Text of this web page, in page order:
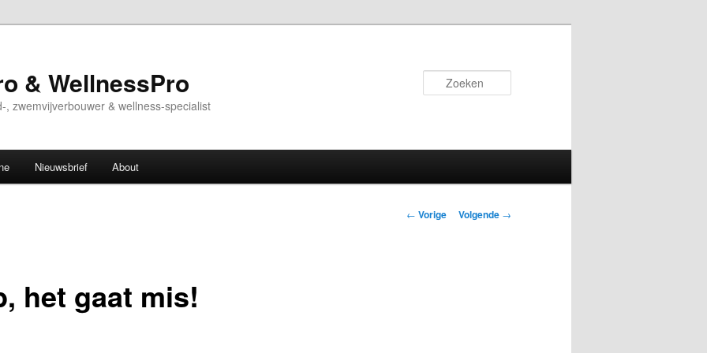
& WellnessPro
zwemvijverbouwer & wellness-specialist
Nieuwsbrief About
Bericht
← Vorige Volgende →
het gaat mis!